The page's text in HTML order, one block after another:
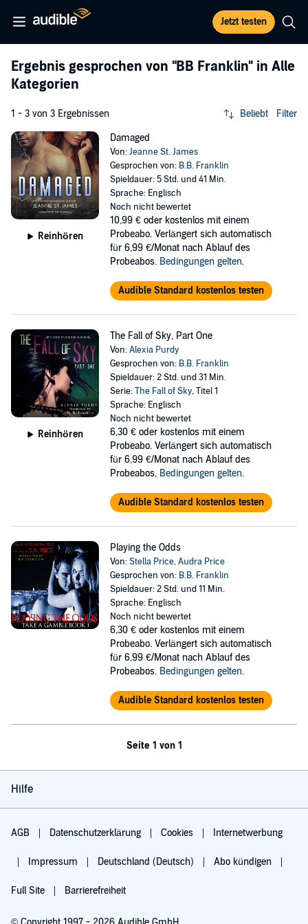
Jetzt testen
Ergebnis gesprochen von "BB Franklin" in Alle
Kategorien
1 - 3 von 3 Ergebnissen Beliebt Filter
Reinhören
Damaged
Von:Jeanne St. James
Gesprochen von: B.B. Franklin
Spieldauer: 5 Std. und 41 Min.
Sprache: Englisch
Noch nicht bewertet
10,99 € oder kostenlos mit einem
Probeabo. Verlängert sich automatisch
für 6,99 €/Monat nach Ablauf des
Probeabos. Bedingungen gelten.
Audible Standard kostenlos testen
Reinhören
The Fall of Sky, Part One
Von:Alexia Purdy
Gesprochen von: B.B. Franklin
Spieldauer: 2 Std. und 31 Min.
Serie:The Fall of Sky, Titel 1
Sprache: Englisch
Noch nicht bewertet
6,30 € oder kostenlos mit einem
Probeabo. Verlängert sich automatisch
für 6,99 €/Monat nach Ablauf des
Probeabos. Bedingungen gelten.
Audible Standard kostenlos testen
Playing the Odds
Von:Stella Price,Audra Price
Gesprochen von: B.B. Franklin
Spieldauer: 2 Std. und 11 Min.
Sprache: Englisch
Noch nicht bewertet
6,30 € oder kostenlos mit einem
Probeabo. Verlängert sich automatisch
für 6,99 €/Monat nach Ablauf des
Probeabos. Bedingungen gelten.
Audible Standard kostenlos testen
Seite 1 von 1
Hilfe
AGB Datenschutzerklärung Cookies Internetwerbung
Impressum Deutschland (Deutsch) Abo kündigen
Full Site Barrierefreiheit